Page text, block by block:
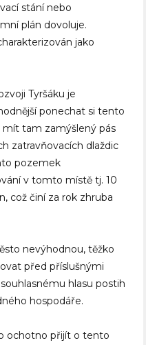
stání nebo
plán dovoluje.
jako
Tyršáku je
ponechat si tento
tam zamýšlený pás
zatravňovacích dlaždic
pozemek
v tomto místě tj. 10
což činí za rok zhruba
nevýhodnou, těžko
před příslušnými
hlasu postih
hospodáře.
ochotno přijít o tento